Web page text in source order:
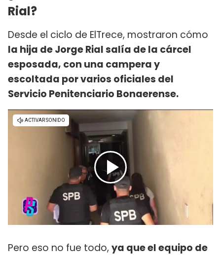
Rial?
Desde el ciclo de ElTrece, mostraron cómo
la hija de Jorge Rial salía de la cárcel
esposada, con una campera y
escoltada por varios oficiales del
Servicio Penitenciario Bonaerense.
Pero eso no fue todo, ya que el equipo de